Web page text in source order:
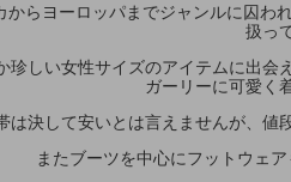
からヨーロッパまでジャンルに囚わ
扱っ
珍しい女性サイズのアイテムに出会
ガーリーに可愛く
は決して安いとは言えませんが、値
またブーツを中心にフットウェ